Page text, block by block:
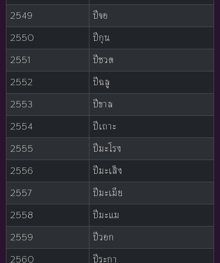
2549
ปีจอ
2550
ปีกุน
2551
ปีชวด
2552
ปีฉลู
2553
ปีขาล
2554
ปีเถาะ
2555
ปีมะโรง
2556
ปีมะเส็ง
2557
ปีมะเมีย
2558
ปีมะแม
2559
ปีวอก
2560
ปีระกา